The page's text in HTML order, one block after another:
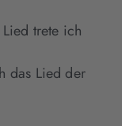
trete ich
das Lied der